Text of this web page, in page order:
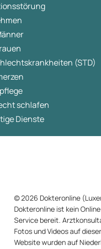
(STD)
schlafen
Dienste
© 2026 Dokteronline
Dokteronline ist kein
Service bereit.
Fotos und Videos auf
Website wurden auf